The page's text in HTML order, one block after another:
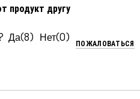
продукт другу
8 0
ПОЖАЛОВАТЬСЯ